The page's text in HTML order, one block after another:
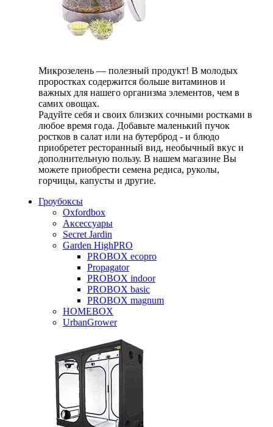
Микрозелень — полезный продукт! В молодых
проростках содержится больше витаминов и
важных для нашего организма элементов, чем в
самих овощах.
Радуйте себя и своих близких сочными ростками в
любое время года. Добавьте маленький пучок
ростков в салат или на бутерброд - и блюдо
приобретет ресторанный вид, необычный вкус и
дополнительную пользу. В нашем магазине Вы
можете приобрести семена редиса, руколы,
горчицы, капусты и другие.
Гроубоксы
Oxfordbox
Аксессуары
Secret Jardin
Garden HighPRO
PROBOX ecopro
Propagator
PROBOX indoor
PROBOX basic
PROBOX magnum
HOMEBOX
UrbanGrower